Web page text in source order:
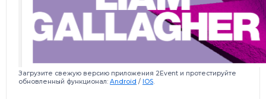
Загрузите свежую версию приложения 2Event и протестируйте
обновленный функционал: Android / IOS.